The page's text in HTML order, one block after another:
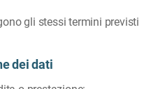
gli stessi termini previsti
dei dati